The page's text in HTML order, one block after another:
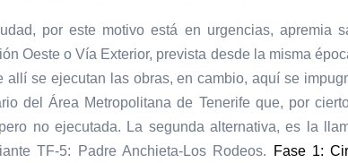
por este motivo está en urgencias,
Oeste o Vía Exterior, prevista desde la misma
allí se ejecutan las obras, en cambio, aquí se
del Área Metropolitana de Tenerife que, por
no ejecutada. La segunda alternativa, es la
TF-5: Padre Anchieta-Los Rodeos. Fase 1: